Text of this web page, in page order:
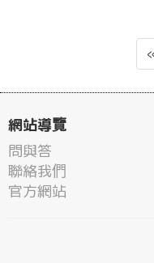
網站導覽
問與答
聯絡我們
官方網站